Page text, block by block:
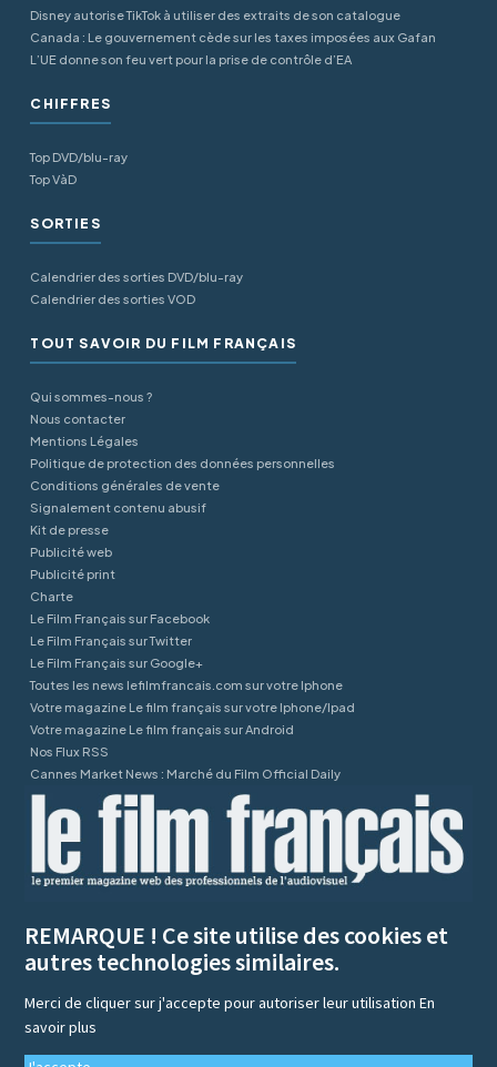
Disney autorise TikTok à utiliser des extraits de son catalogue
Canada : Le gouvernement cède sur les taxes imposées aux Gafan
L’UE donne son feu vert pour la prise de contrôle d’EA
CHIFFRES
Top DVD/blu-ray
Top VàD
SORTIES
Calendrier des sorties DVD/blu-ray
Calendrier des sorties VOD
TOUT SAVOIR DU FILM FRANÇAIS
Qui sommes-nous ?
Nous contacter
Mentions Légales
Politique de protection des données personnelles
Conditions générales de vente
Signalement contenu abusif
Kit de presse
Publicité web
Publicité print
Charte
Le Film Français sur Facebook
Le Film Français sur Twitter
Le Film Français sur Google+
Toutes les news lefilmfrancais.com sur votre Iphone
Votre magazine Le film français sur votre Iphone/Ipad
Votre magazine Le film français sur Android
Nos Flux RSS
Cannes Market News : Marché du Film Official Daily
REMARQUE ! Ce site utilise des cookies et
autres technologies similaires.
Merci de cliquer sur j'accepte pour autoriser leur utilisationEn
savoir plus